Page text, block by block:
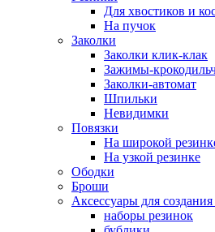
Для хвостиков и
На пучок
Заколки
Заколки клик-клак
Зажимы-
Заколки-автомат
Шпильки
Невидимки
Повязки
На широкой
На узкой резинке
Ободки
Броши
Аксессуары для
наборы резинок